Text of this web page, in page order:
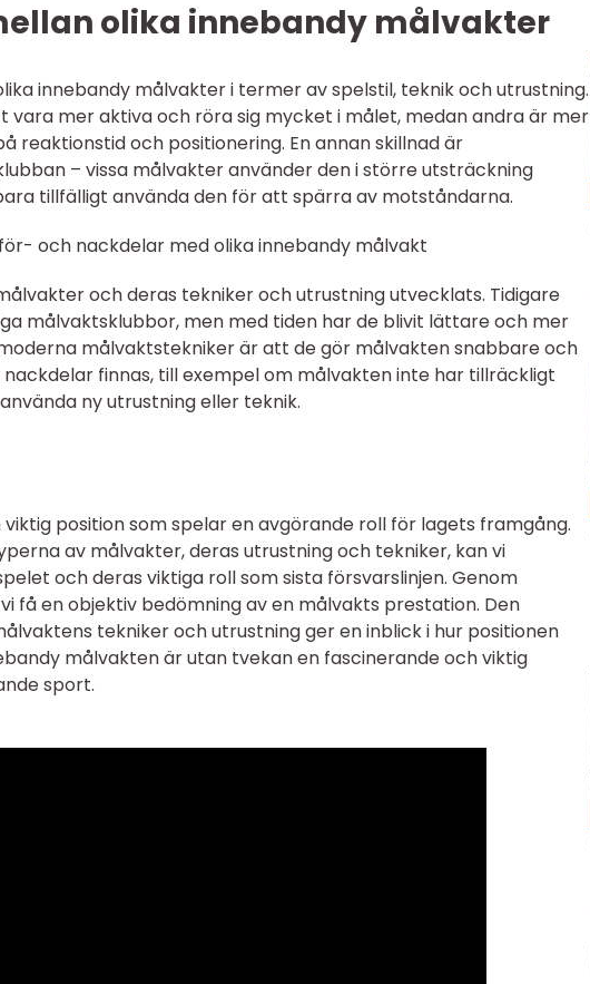
olika innebandy målvakter
innebandy målvakter i termer av spelstil, teknik och utrustning.
vara mer aktiva och röra sig mycket i målet, medan andra är mer
reaktionstid och positionering. En annan skillnad är
– vissa målvakter använder den i större utsträckning
tillfälligt använda den för att spärra av motståndarna.
och nackdelar med olika innebandy målvakt
och deras tekniker och utrustning utvecklats. Tidigare
målvaktsklubbor, men med tiden har de blivit lättare och mer
målvaktstekniker är att de gör målvakten snabbare och
finnas, till exempel om målvakten inte har tillräckligt
ny utrustning eller teknik.
position som spelar en avgörande roll för lagets framgång.
av målvakter, deras utrustning och tekniker, kan vi
och deras viktiga roll som sista försvarslinjen. Genom
få en objektiv bedömning av en målvakts prestation. Den
tekniker och utrustning ger en inblick i hur positionen
målvakten är utan tvekan en fascinerande och viktig
sport.